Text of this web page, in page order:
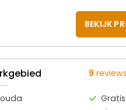
BEKIJK
9 reviews